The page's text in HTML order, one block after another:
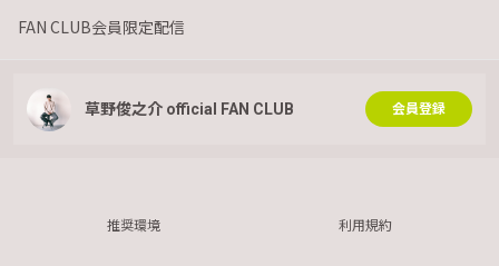
FAN CLUB会員限定配信
草野俊之介 official FAN CLUB 会員登録
推奨環境 利用規約